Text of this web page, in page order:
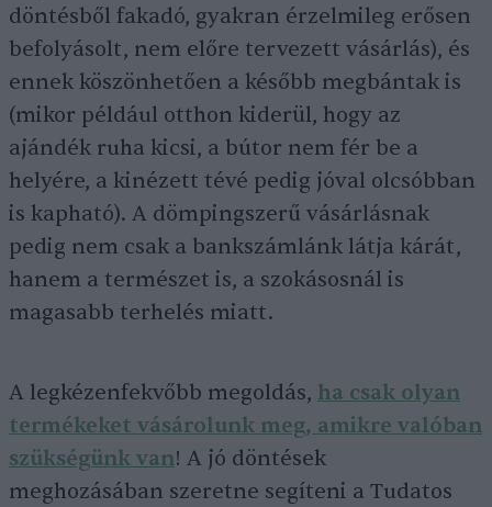
döntésből fakadó, gyakran érzelmileg erősen
befolyásolt, nem előre tervezett vásárlás), és
ennek köszönhetően a később megbántak is
(mikor például otthon kiderül, hogy az
ajándék ruha kicsi, a bútor nem fér be a
helyére, a kinézett tévé pedig jóval olcsóbban
is kapható). A dömpingszerű vásárlásnak
pedig nem csak a bankszámlánk látja kárát,
hanem a természet is, a szokásosnál is
magasabb terhelés miatt.
A legkézenfekvőbb megoldás, ha csak olyan
termékeket vásárolunk meg, amikre valóban
szükségünk van! A jó döntések
meghozásában szeretne segíteni a Tudatos